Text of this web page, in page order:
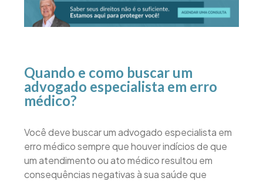
Quando e como buscar um
advogado especialista em erro
médico?
Você deve buscar um advogado especialista em
erro médico sempre que houver indícios de que
um atendimento ou ato médico resultou em
consequências negativas à sua saúde que